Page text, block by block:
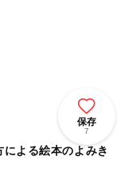
保存
7
よる絵本のよみき